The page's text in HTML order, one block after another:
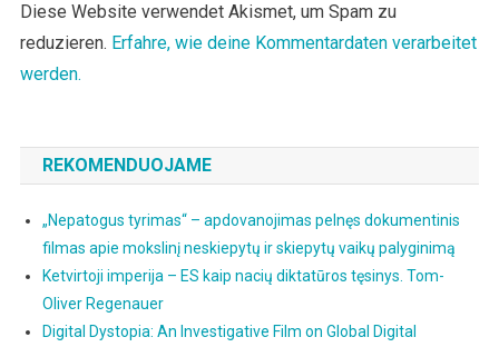
Diese Website verwendet Akismet, um Spam zu
reduzieren. Erfahre, wie deine Kommentardaten verarbeitet
werden.
REKOMENDUOJAME
„Nepatogus tyrimas“ – apdovanojimas pelnęs dokumentinis
filmas apie mokslinį neskiepytų ir skiepytų vaikų palyginimą
Ketvirtoji imperija – ES kaip nacių diktatūros tęsinys. Tom-
Oliver Regenauer
Digital Dystopia: An Investigative Film on Global Digital